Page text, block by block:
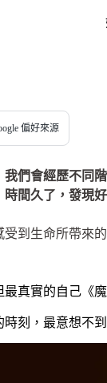
偏好來源
我們會經歷不同
時間久了，發現
受到生命所帶來
最真實的自己《魔
時刻，最意想不